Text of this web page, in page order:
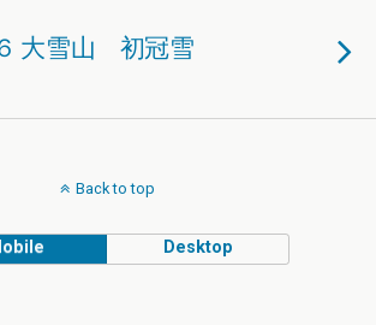
大雪山 初冠雪
Back to top
Desktop